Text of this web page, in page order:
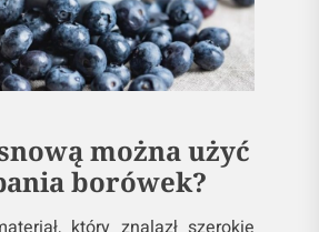
można użyć
borówek?